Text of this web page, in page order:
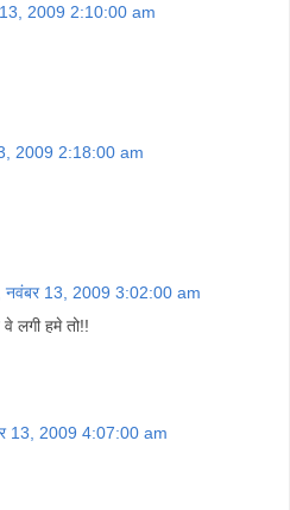
13, 2009 2:10:00 am
2009 2:18:00 am
नवंबर 13, 2009 3:02:00 am
लगी हमे तो!!
13, 2009 4:07:00 am